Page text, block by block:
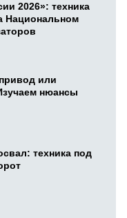
2026»: техника
Национальном
или
нюансы
техника под